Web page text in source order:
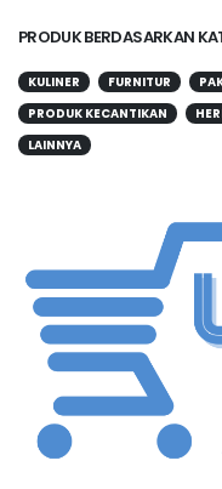
PRODUK BERDASARKAN
KULINER FURNITUR
PRODUK KECANTIKAN
LAINNYA